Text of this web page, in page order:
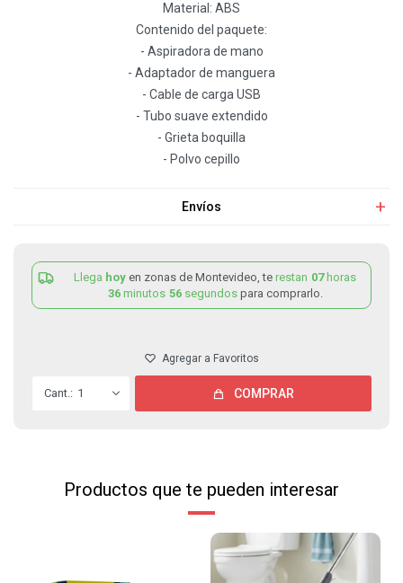
Material: ABS
Contenido del paquete:
- Aspiradora de mano
- Adaptador de manguera
- Cable de carga USB
- Tubo suave extendido
- Grieta boquilla
- Polvo cepillo
Envíos
Llega hoy en zonas de Montevideo, te restan 07horas
36 minutos 56 segundos para comprarlo.
1 COMPRAR
Productos que te pueden interesar